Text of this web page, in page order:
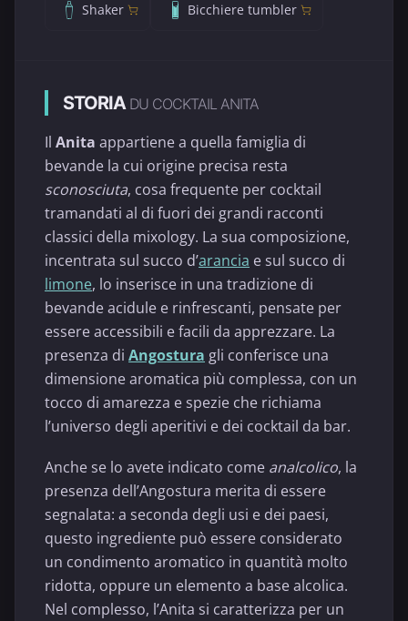
Shaker Bicchiere tumbler
STORIA DU COCKTAIL ANITA
Il Anita appartiene a quella famiglia di
bevande la cui origine precisa resta
sconosciuta, cosa frequente per cocktail
tramandati al di fuori dei grandi racconti
classici della mixology. La sua composizione,
incentrata sul succo d’arancia e sul succo di
limone, lo inserisce in una tradizione di
bevande acidule e rinfrescanti, pensate per
essere accessibili e facili da apprezzare. La
presenza di Angostura gli conferisce una
dimensione aromatica più complessa, con un
tocco di amarezza e spezie che richiama
l’universo degli aperitivi e dei cocktail da bar.
Anche se lo avete indicato come analcolico, la
presenza dell’Angostura merita di essere
segnalata: a seconda degli usi e dei paesi,
questo ingrediente può essere considerato
un condimento aromatico in quantità molto
ridotta, oppure un elemento a base alcolica.
Nel complesso, l’Anita si caratterizza per un